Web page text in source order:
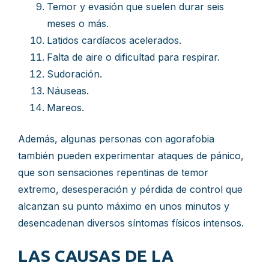
Temor y evasión que suelen durar seis
meses o más.
Latidos cardíacos acelerados.
Falta de aire o dificultad para respirar.
Sudoración.
Náuseas.
Mareos.
Además, algunas personas con agorafobia
también pueden experimentar ataques de pánico,
que son sensaciones repentinas de temor
extremo, desesperación y pérdida de control que
alcanzan su punto máximo en unos minutos y
desencadenan diversos síntomas físicos intensos.
LAS CAUSAS DE LA